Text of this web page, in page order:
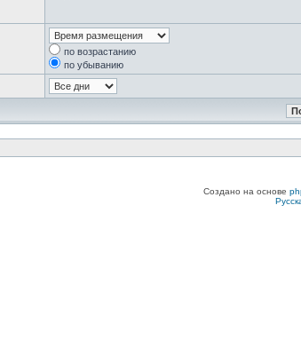
по возрастанию
по убыванию
Создано на основе